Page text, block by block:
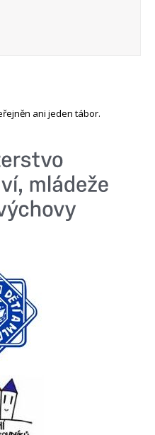
ani jeden tábor.